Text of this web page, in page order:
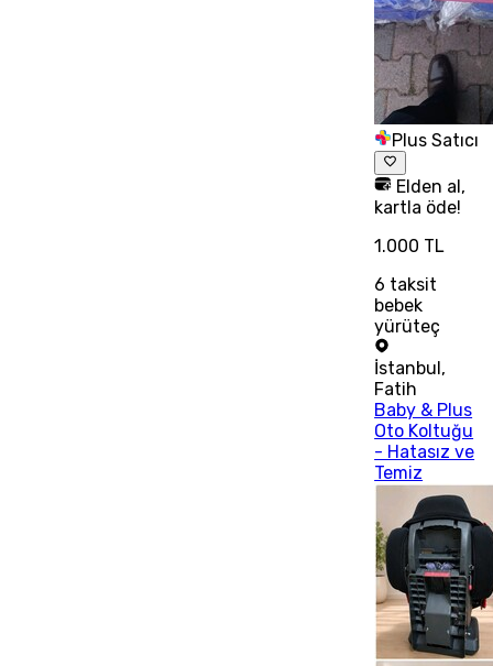
Plus Satıcı
Elden al,
kartla öde!
1.000 TL
6 taksit
bebek
yürüteç
İstanbul,
Fatih
Baby & Plus
Oto Koltuğu
- Hatasız ve
Temiz